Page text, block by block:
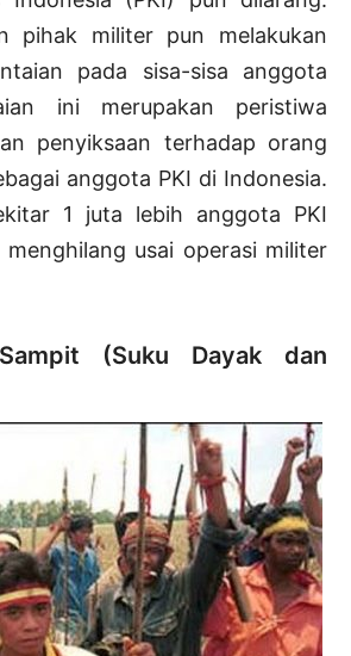
pihak militer pun melakukan
pada sisa-sisa anggota
ini merupakan peristiwa
penyiksaan terhadap orang
anggota PKI di Indonesia.
1 juta lebih anggota PKI
usai operasi militer
(Suku Dayak dan